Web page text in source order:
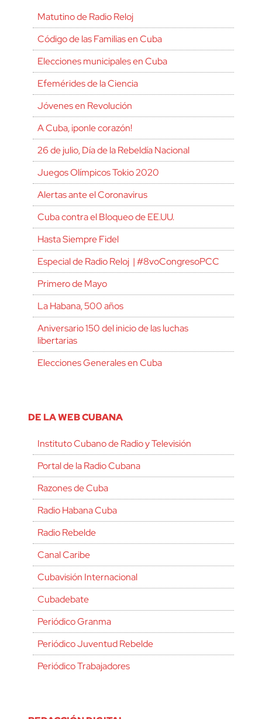
Matutino de Radio Reloj
Código de las Familias en Cuba
Elecciones municipales en Cuba
Efemérides de la Ciencia
Jóvenes en Revolución
A Cuba, ¡ponle corazón!
26 de julio, Día de la Rebeldía Nacional
Juegos Olímpicos Tokio 2020
Alertas ante el Coronavirus
Cuba contra el Bloqueo de EE.UU.
Hasta Siempre Fidel
Especial de Radio Reloj | #8voCongresoPCC
Primero de Mayo
La Habana, 500 años
Aniversario 150 del inicio de las luchas
libertarias
Elecciones Generales en Cuba
DE LA WEB CUBANA
Instituto Cubano de Radio y Televisión
Portal de la Radio Cubana
Razones de Cuba
Radio Habana Cuba
Radio Rebelde
Canal Caribe
Cubavisión Internacional
Cubadebate
Periódico Granma
Periódico Juventud Rebelde
Periódico Trabajadores